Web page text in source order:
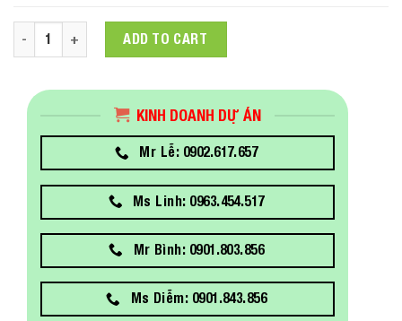
C13T44N800 Mực In Epson SC-P7530/9530 M BLACK IC
ADD TO CART
KINH DOANH DỰ ÁN
Mr Lễ: 0902.617.657
Ms Linh: 0963.454.517
Mr Bình: 0901.803.856
Ms Diễm: 0901.843.856